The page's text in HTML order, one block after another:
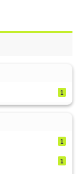
1
1
1